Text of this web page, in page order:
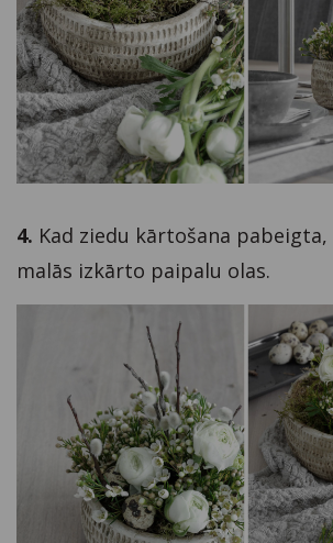
4. Kad ziedu kārtošana
malās izkārto paipalu olas.